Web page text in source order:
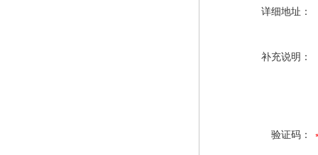
详细地址：
补充说明：
验证码：